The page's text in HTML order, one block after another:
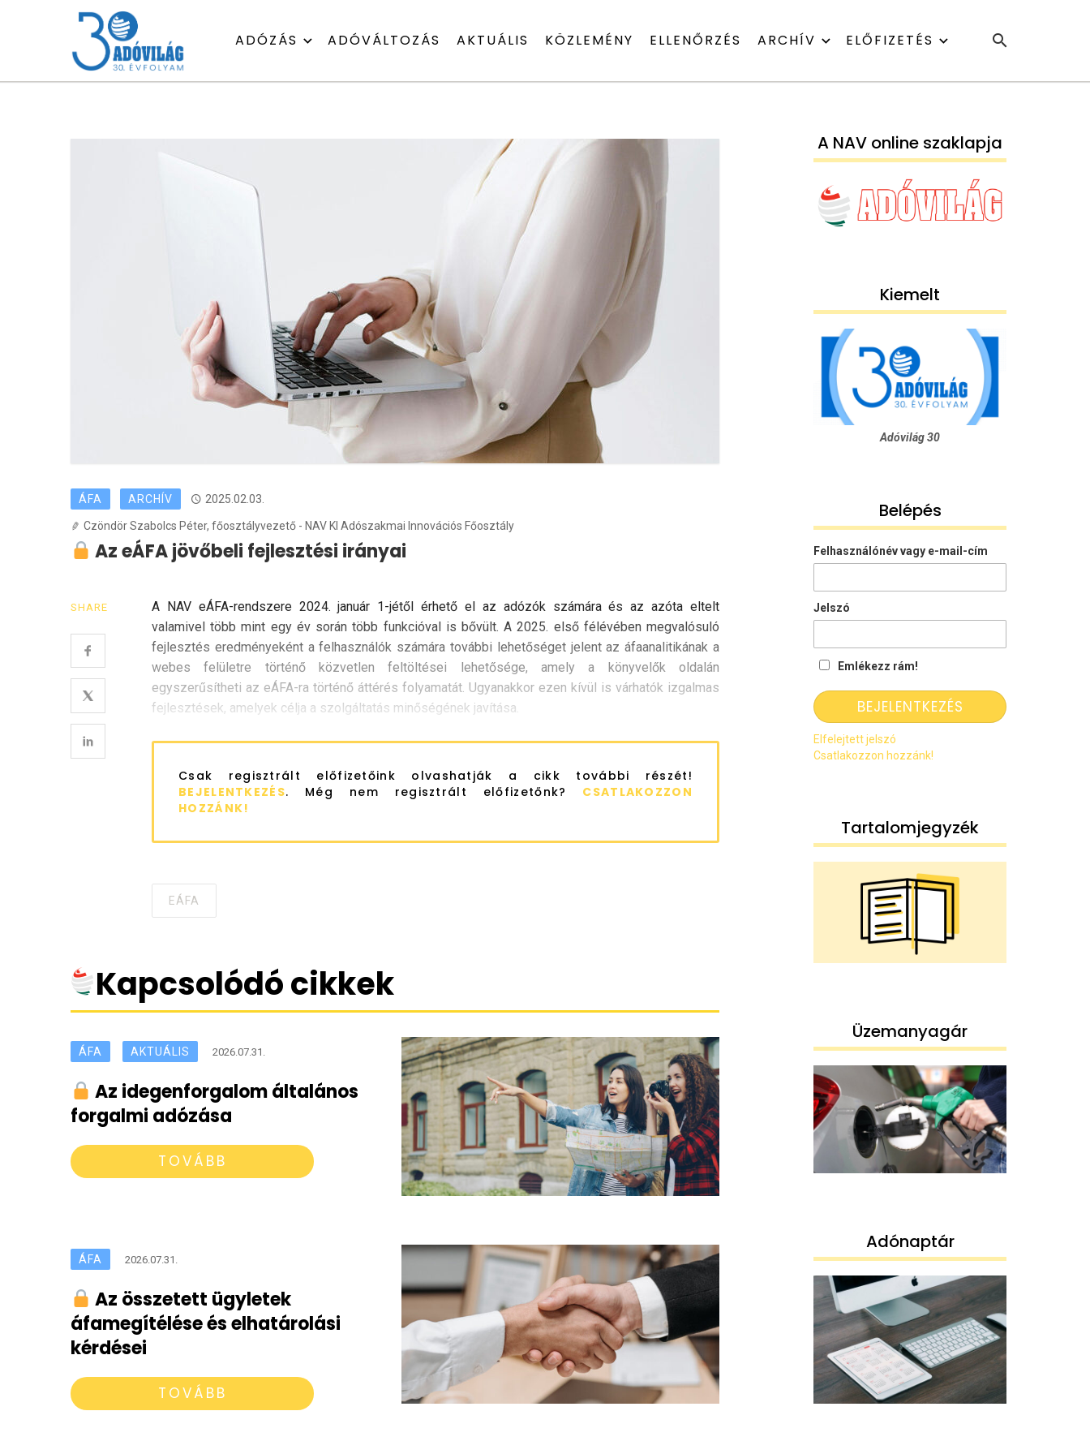
ADÓZÁS ADÓVÁLTOZÁS AKTUÁLIS KÖZLEMÉNY ELLENŐRZÉS ARCHÍV ELŐFIZETÉS
ÁFA ARCHÍV 2025.02.03.
Czöndör Szabolcs Péter, főosztályvezető - NAV KI Adószakmai Innovációs Főosztály
Az eÁFA jövőbeli fejlesztési irányai
SHARE
A NAV eÁFA-rendszere 2024. január 1-jétől érhető el az adózók számára és az azóta eltelt
valamivel több mint egy év során több funkcióval is bővült. A 2025. első félévében megvalósuló
fejlesztés eredményeként a felhasználók számára további lehetőséget jelent az áfaanalitikának a
webes felületre történő közvetlen feltöltései lehetősége, amely a könyvelők oldalán
egyszerűsítheti az eÁFA-ra történő áttérés folyamatát. Ugyanakkor ezen kívül is várhatók izgalmas
fejlesztések, amelyek célja a szolgáltatás minőségének javítása.
Csak regisztrált előfizetőink olvashatják a cikk további részét!
BEJELENTKEZÉS. Még nem regisztrált előfizetőnk? CSATLAKOZZON
HOZZÁNK!
Tagged
EÁFA
Kapcsolódó cikkek
ÁFA AKTUÁLIS 2026.07.31.
Az idegenforgalom általános
forgalmi adózása
TOVÁBB
ÁFA 2026.07.31.
Az összetett ügyletek
áfamegítélése és elhatárolási
kérdései
TOVÁBB
A NAV online szaklapja
Kiemelt
Adóvilág 30
Belépés
Felhasználónév vagy e-mail-cím
Jelszó
Emlékezz rám!
Elfelejtett jelszó
Csatlakozzon hozzánk!
Tartalomjegyzék
Üzemanyagár
Adónaptár